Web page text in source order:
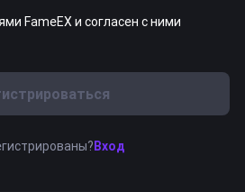
FameEX и согласен с ними
Вход